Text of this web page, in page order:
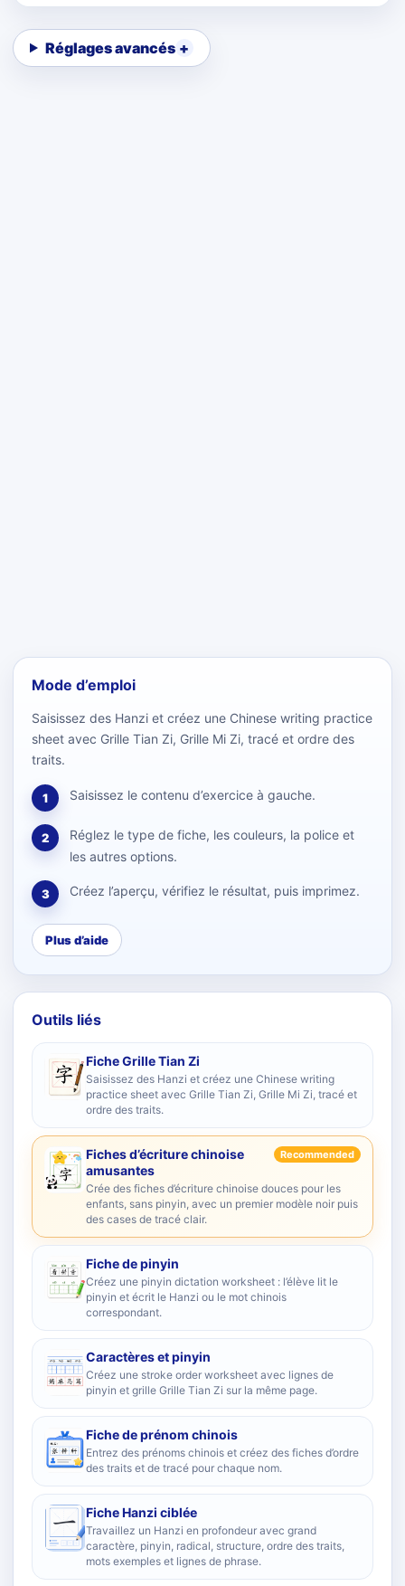
Réglages avancés
Mode d’emploi
Saisissez des Hanzi et créez une Chinese writing practice
sheet avec Grille Tian Zi, Grille Mi Zi, tracé et ordre des
traits.
1 Saisissez le contenu d’exercice à gauche.
2
Réglez le type de fiche, les couleurs, la police et
les autres options.
3 Créez l’aperçu, vérifiez le résultat, puis imprimez.
Plus d’aide
Outils liés
Fiche Grille Tian Zi
Saisissez des Hanzi et créez une Chinese writing
practice sheet avec Grille Tian Zi, Grille Mi Zi, tracé et
ordre des traits.
Fiches d’écriture chinoise
amusantes
Recommended
Crée des fiches d’écriture chinoise douces pour les
enfants, sans pinyin, avec un premier modèle noir puis
des cases de tracé clair.
Fiche de pinyin
Créez une pinyin dictation worksheet : l’élève lit le
pinyin et écrit le Hanzi ou le mot chinois
correspondant.
Caractères et pinyin
Créez une stroke order worksheet avec lignes de
pinyin et grille Grille Tian Zi sur la même page.
Fiche de prénom chinois
Entrez des prénoms chinois et créez des fiches d’ordre
des traits et de tracé pour chaque nom.
Fiche Hanzi ciblée
Travaillez un Hanzi en profondeur avec grand
caractère, pinyin, radical, structure, ordre des traits,
mots exemples et lignes de phrase.